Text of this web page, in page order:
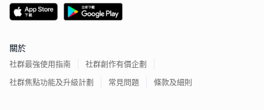
關於
社群最強使用指南
社群創作有價企劃
社群焦點功能及升級計劃
常見問題 條款及細則